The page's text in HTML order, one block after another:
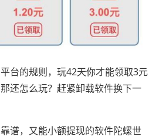
台的规则，玩42天你才能领取3元
还怎么玩？赶紧卸载软件换下一
谱，又能小额提现的软件陀螺世